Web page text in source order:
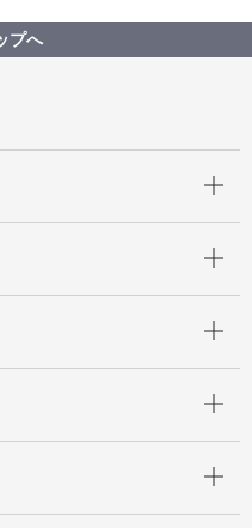
ル2023」を開催しまし
プへ